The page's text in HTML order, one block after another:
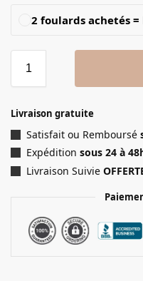
2 foulards achetés
Livraison gratuite
Satisfait ou Remboursé
Expédition sous 24 à
Livraison Suivie